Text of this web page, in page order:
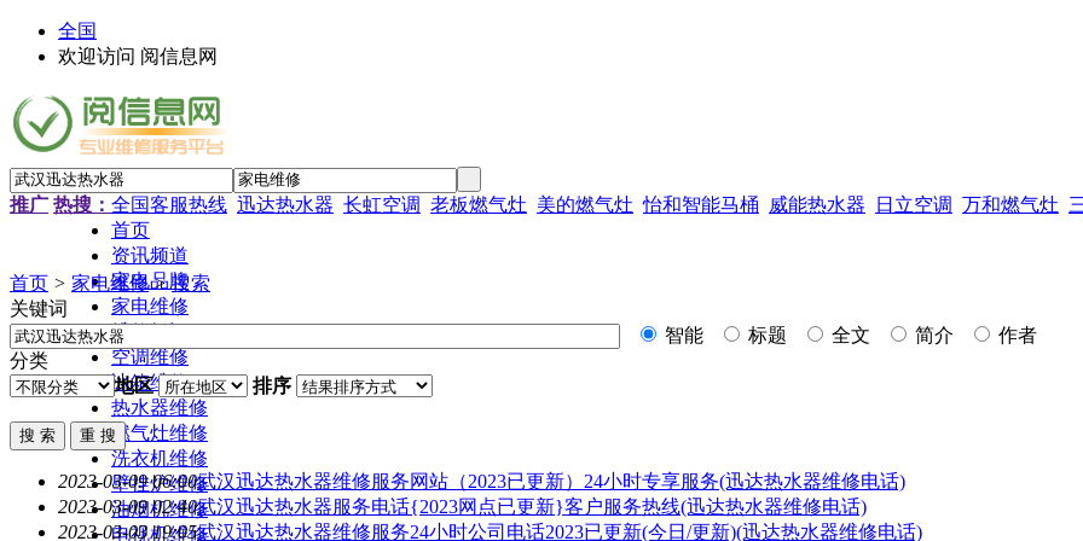
全国
欢迎访问 阅信息网
推广 热搜： 全国客服热线 迅达热水器 长虹空调 老板燃气灶 美的燃气灶 怡和智能马桶 威能热水器 日立空调 万和燃气灶
首页
资讯频道
家电品牌
家电维修
维修知识
空调维修
冰箱维修
热水器维修
燃气灶维修
洗衣机维修
壁挂炉维修
油烟机维修
电视机维修
首页 > 家电维修 > 搜索
关键词
智能
标题 全文 简介
作者
分类
地区
排序
2023-03-09 06:00武汉迅达热水器维修服务网站（2023已更新）24小时专享服务(迅达热水器维修电话)
2023-03-09 02:40武汉迅达热水器服务电话{2023网点已更新}客户服务热线(迅达热水器维修电话)
2023-03-03 19:05武汉迅达热水器维修服务24小时公司电话2023已更新(今日/更新)(迅达热水器维修电话)